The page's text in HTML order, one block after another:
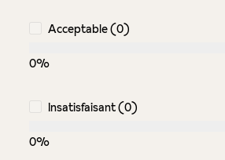
Acceptable (0)
0%
Insatisfaisant (0)
0%